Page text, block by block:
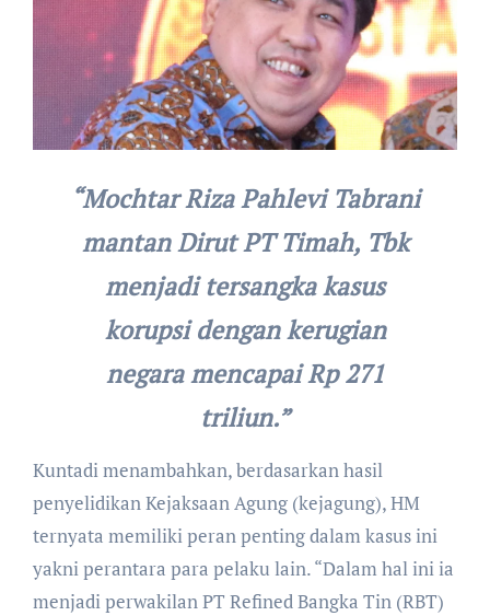
“Mochtar Riza Pahlevi Tabrani
mantan Dirut PT Timah, Tbk
menjadi tersangka kasus
korupsi dengan kerugian
negara mencapai Rp 271
triliun.”
Kuntadi menambahkan, berdasarkan hasil
penyelidikan Kejaksaan Agung (kejagung), HM
ternyata memiliki peran penting dalam kasus ini
yakni perantara para pelaku lain. “Dalam hal ini ia
menjadi perwakilan PT Refined Bangka Tin (RBT)